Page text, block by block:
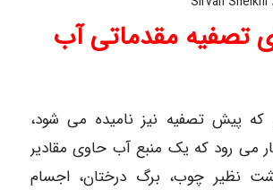
تصفیه مقدماتی آب
که پیش تصفیه نیز نامیده می شود،
می رود که یک منبع آب حاوی مقادیر
نظیر چوب، برگ درختان، اجسام